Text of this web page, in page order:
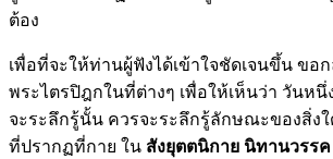
ต้อง
เพื่อที่จะให้ท่านผู้ฟังได้เข้าใจชัดเจนขึ้น ขอ
พระไตรปิฎกในที่ต่างๆ เพื่อให้เห็นว่า วันห
จะระลึกรู้นั้น ควรจะระลึกรู้ลักษณะของสิ่ง
ที่ปรากฏที่กาย ใน สังยุตตนิกาย นิทานวรร